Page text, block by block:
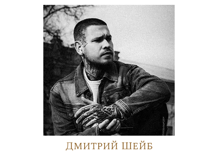
Дмитрий Шейб